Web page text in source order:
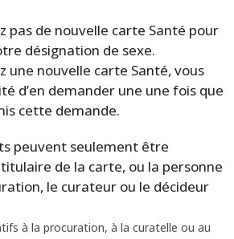
pas de nouvelle carte Santé pour
désignation de sexe.
une nouvelle carte Santé, vous
d’en demander une une fois que
cette demande.
peuvent seulement être
de la carte, ou la personne
le curateur ou le décideur
à la procuration, à la curatelle ou au